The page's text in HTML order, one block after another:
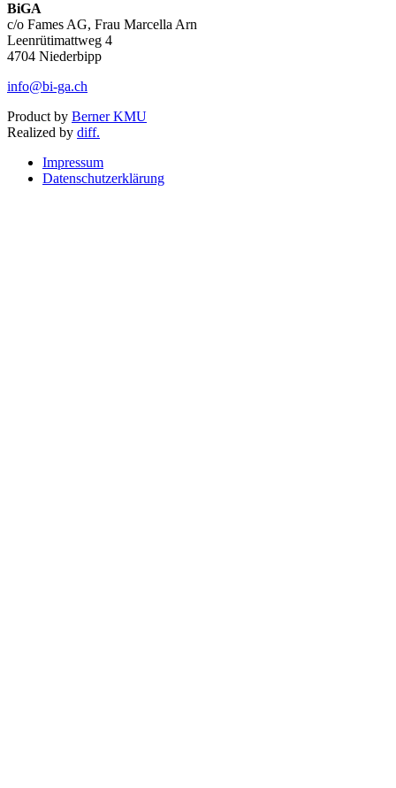
BiGA
c/o Fames AG, Frau Marcella Arn
Leenrütimattweg 4
4704 Niederbipp
info@bi-ga.ch
Product by Berner KMU
Realized by diff.
Impressum
Datenschutzerklärung